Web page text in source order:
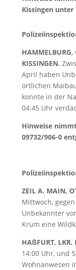
Kissingen unter
HAMMELBURG,
KISSINGEN.
April haben
örtlichen
konnte in der
04:45 Uhr
Hinweise
09732/906-0
ZEIL A. MAIN,
Mittwoch,
Unbekannter
Krum eine
HAßFURT, LKR.
14:00 Uhr, und
Wohnanwesen